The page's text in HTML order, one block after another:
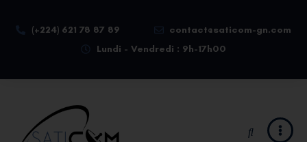
(+224) 621 78 87 89
contact@saticom-gn.com
Lundi - Vendredi : 9h-17h00